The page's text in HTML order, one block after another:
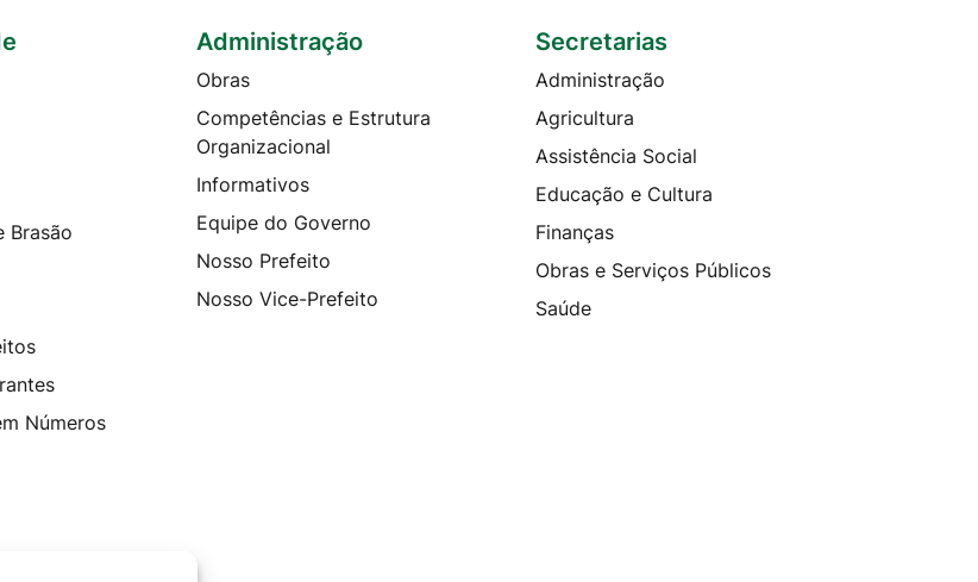
Brasão
Números
Administração
Obras
Competências e Estrutura
Organizacional
Informativos
Equipe do Governo
Nosso Prefeito
Nosso Vice-Prefeito
Secretarias
Administração
Agricultura
Assistência Social
Educação e Cultura
Finanças
Obras e Serviços Públicos
Saúde